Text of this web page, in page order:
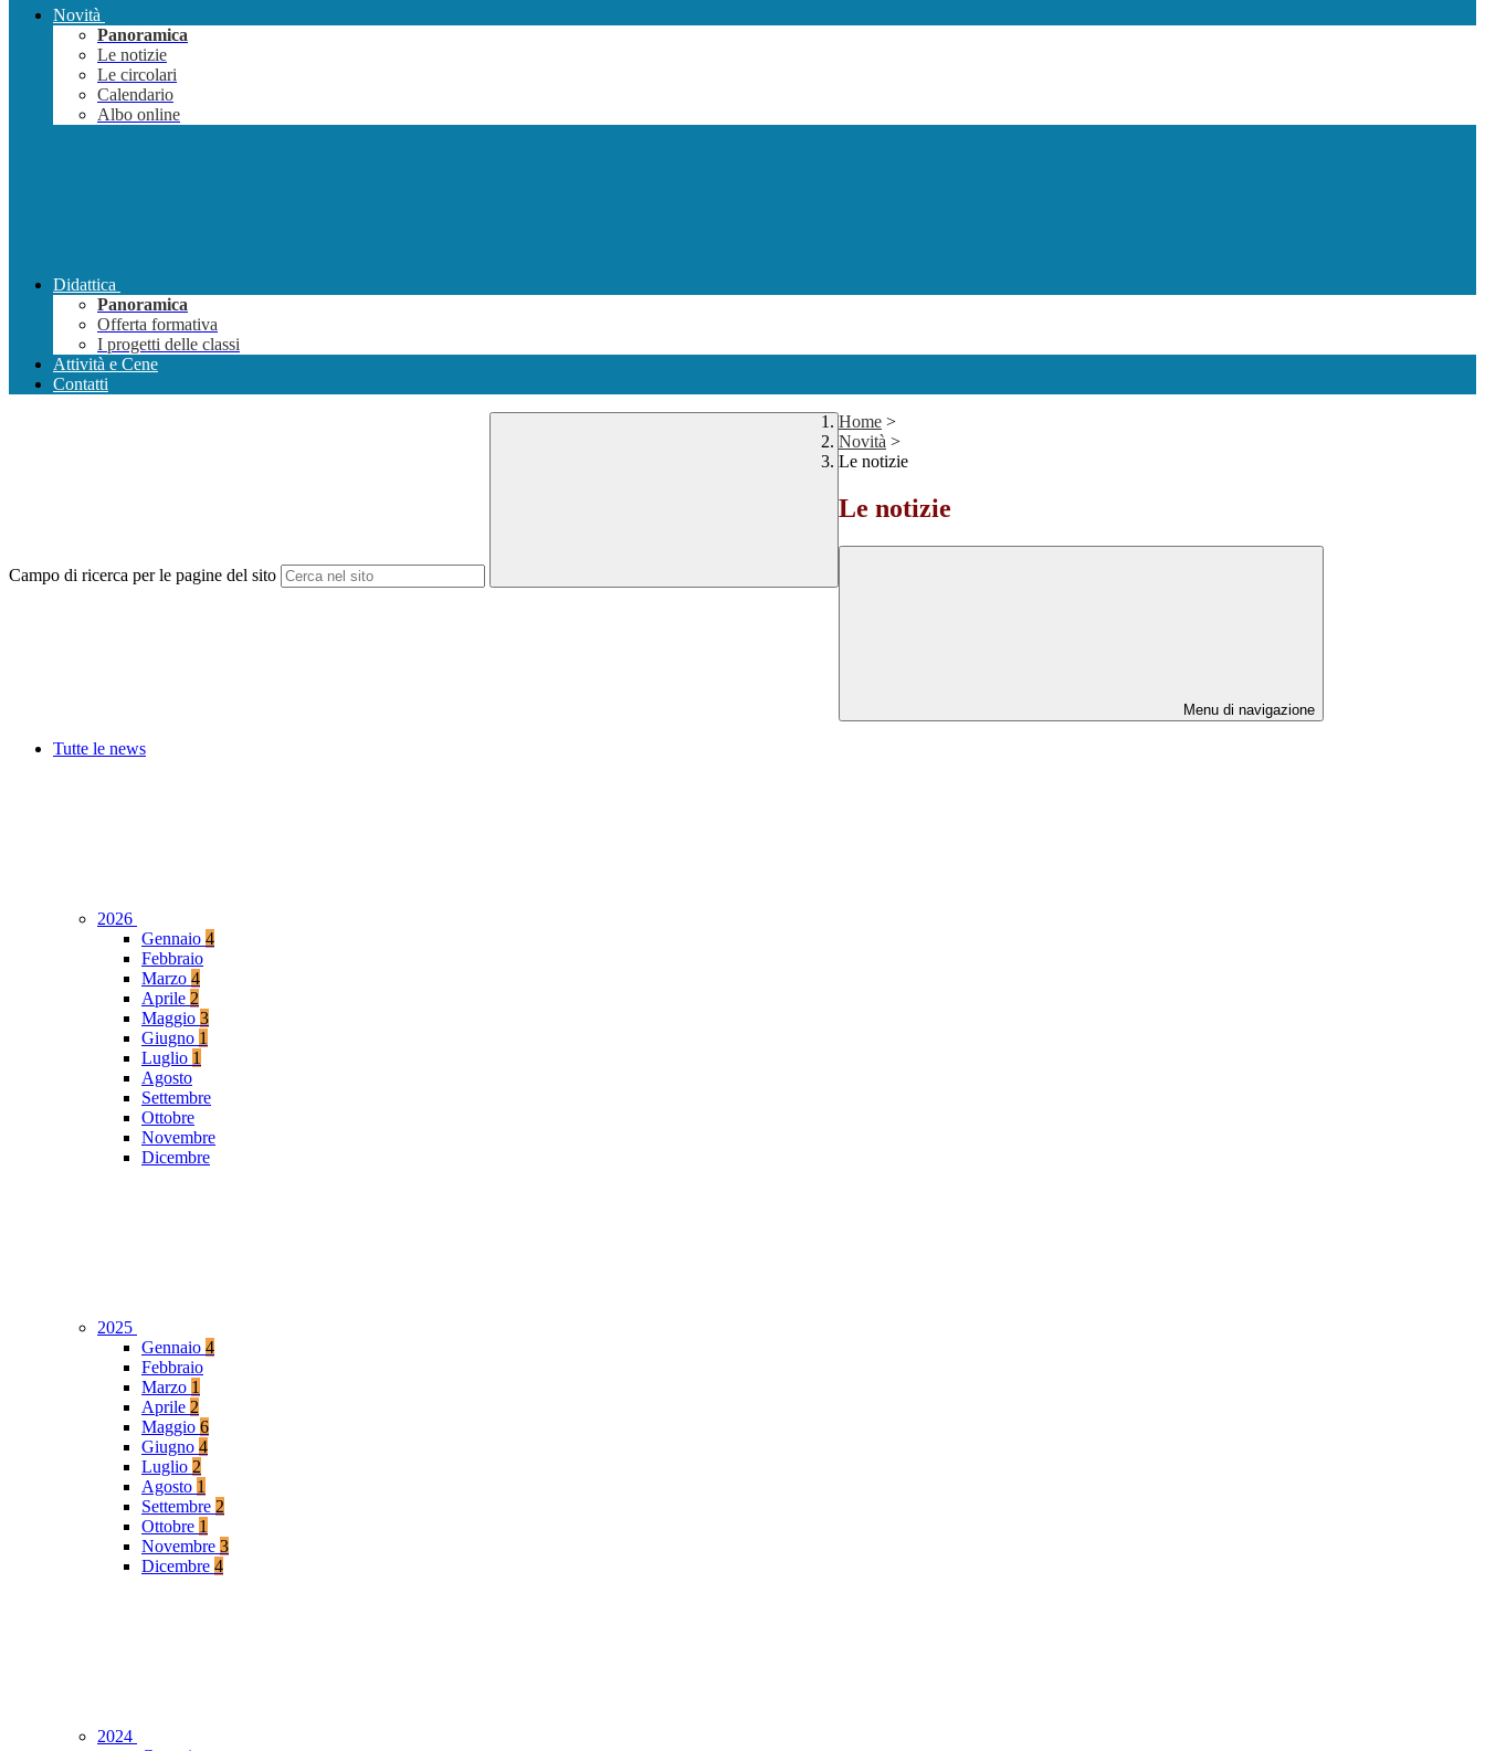
Novità
Panoramica
Le notizie
Le circolari
Calendario
Albo online
Didattica
Panoramica
Offerta formativa
I progetti delle classi
Attività e Cene
Contatti
Campo di ricerca per le pagine del sito
Home >
Novità >
Le notizie
Le notizie
Menu di navigazione
Tutte le news
2026
Gennaio 4
Febbraio
Marzo 4
Aprile 2
Maggio 3
Giugno 1
Luglio 1
Agosto
Settembre
Ottobre
Novembre
Dicembre
2025
Gennaio 4
Febbraio
Marzo 1
Aprile 2
Maggio 6
Giugno 4
Luglio 2
Agosto 1
Settembre 2
Ottobre 1
Novembre 3
Dicembre 4
2024